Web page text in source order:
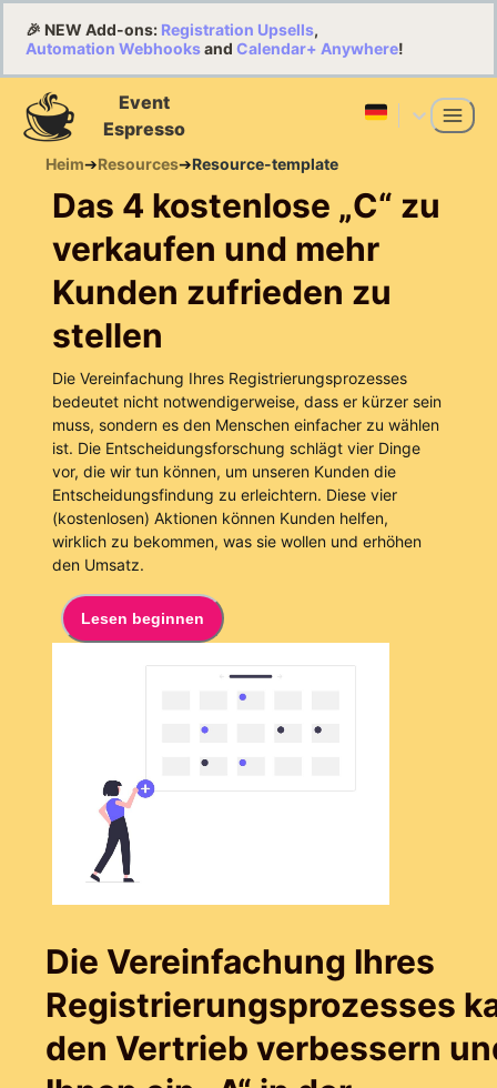
🎉 NEW Add-ons: Registration Upsells,
Automation Webhooksand Calendar+ Anywhere!
Event
Espresso
Heim➔Resources➔Resource-template
Das 4 kostenlose „C“ zu
verkaufen und mehr
Kunden zufrieden zu
stellen
Die Vereinfachung Ihres Registrierungsprozesses
bedeutet nicht notwendigerweise, dass er kürzer sein
muss, sondern es den Menschen einfacher zu wählen
ist. Die Entscheidungsforschung schlägt vier Dinge
vor, die wir tun können, um unseren Kunden die
Entscheidungsfindung zu erleichtern. Diese vier
(kostenlosen) Aktionen können Kunden helfen,
wirklich zu bekommen, was sie wollen und erhöhen
den Umsatz.
Lesen beginnen
Die Vereinfachung Ihres
Registrierungsprozesses
den Vertrieb verbessern